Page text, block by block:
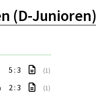
(D-Junioren)
5 : 3 (1)
2 : 3 (1)